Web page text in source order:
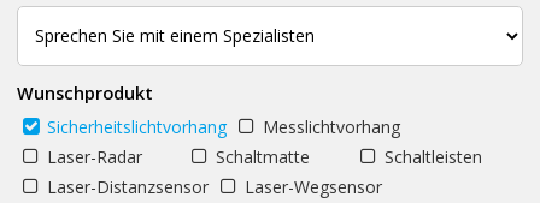
Wunschprodukt
Sicherheitslichtvorhang
Messlichtvorhang
Laser-Radar
Schaltmatte
Schaltleisten
Laser-Distanzsensor
Laser-Wegsensor